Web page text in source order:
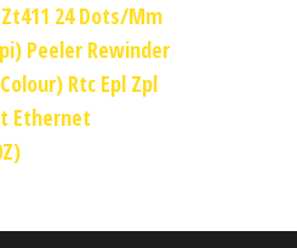
24 Dots/Mm
Peeler Rewinder
Rtc Epl Zpl
Ethernet